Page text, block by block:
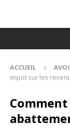
ACCUEIL
impot sur les